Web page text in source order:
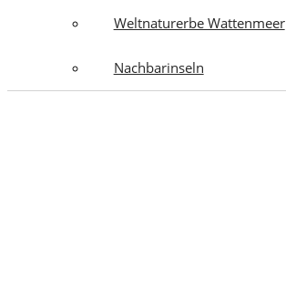
Weltnaturerbe Wattenmeer
Nachbarinseln